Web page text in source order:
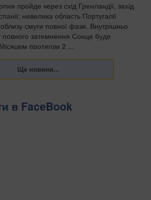
пройде через схід Гренландії, захід
невелика область Португалії
смуги повної фази. Внутрішньо
повного затемнення Сонце буде
протягом 2 ...
в FaceBook